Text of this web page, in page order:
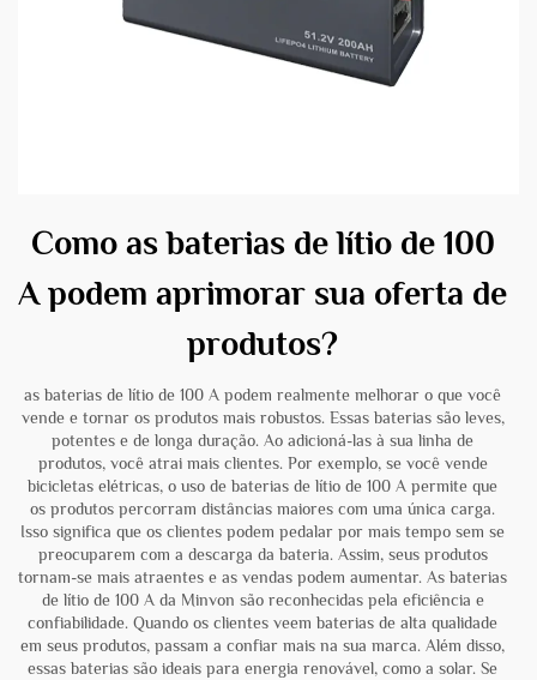
Como as baterias de lítio de 100
A podem aprimorar sua oferta de
produtos?
as baterias de lítio de 100 A podem realmente melhorar o que você
vende e tornar os produtos mais robustos. Essas baterias são leves,
potentes e de longa duração. Ao adicioná-las à sua linha de
produtos, você atrai mais clientes. Por exemplo, se você vende
bicicletas elétricas, o uso de baterias de lítio de 100 A permite que
os produtos percorram distâncias maiores com uma única carga.
Isso significa que os clientes podem pedalar por mais tempo sem se
preocuparem com a descarga da bateria. Assim, seus produtos
tornam-se mais atraentes e as vendas podem aumentar. As baterias
de lítio de 100 A da Minvon são reconhecidas pela eficiência e
confiabilidade. Quando os clientes veem baterias de alta qualidade
em seus produtos, passam a confiar mais na sua marca. Além disso,
essas baterias são ideais para energia renovável, como a solar. Se